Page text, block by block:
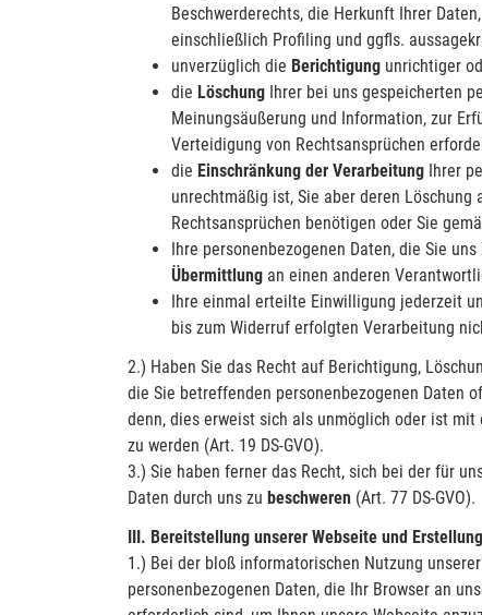
Beschwerderechts, die Herkunft Ihrer
einschließlich Profiling und ggfls.
unverzüglich die Berichtigung unrichtiger
die Löschung Ihrer bei uns gespeicherten
Meinungsäußerung und Information, zur
Verteidigung von Rechtsansprüchen
die Einschränkung der Verarbeitung Ihrer
unrechtmäßig ist, Sie aber deren
Rechtsansprüchen benötigen oder Sie
Ihre personenbezogenen Daten, die Sie
Übermittlung an einen anderen
Ihre einmal erteilte Einwilligung jederzeit
bis zum Widerruf erfolgten Verarbeitung
2.) Haben Sie das Recht auf Berichtigung,
die Sie betreffenden personenbezogenen Daten
denn, dies erweist sich als unmöglich oder ist
zu werden (Art. 19 DS-GVO).
3.) Sie haben ferner das Recht, sich bei der für
Daten durch uns zu beschweren (Art. 77 DS-GVO).
III. Bereitstellung unserer Webseite und
1.) Bei der bloß informatorischen Nutzung
personenbezogenen Daten, die Ihr Browser an